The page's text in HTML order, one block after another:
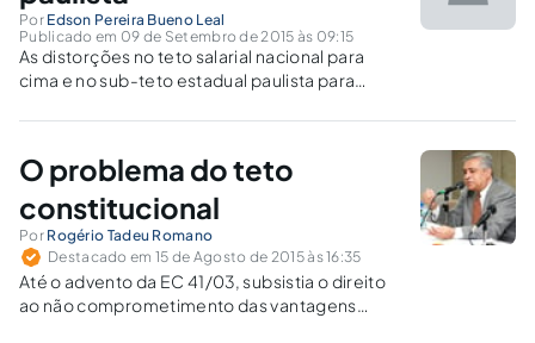
Por Edson Pereira Bueno Leal
Publicado em 09 de Setembro de 2015 às 09:15
As distorções no teto salarial nacional para
cima e no sub-teto estadual paulista para
sub-teto no Estado de São Paulo virou
O problema do teto
constitucional
Por Rogério Tadeu Romano
Destacado em 15 de Agosto de 2015 às 16:35
Até o advento da EC 41/03, subsistia o direito
ao não comprometimento das vantagens